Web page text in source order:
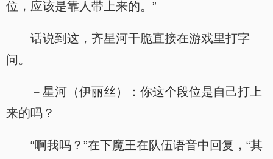
位，应该是靠人带上来的。”
话说到这，齐星河干脆直接在游戏里打字
问。
－星河（伊丽丝）：你这个段位是自己打上
来的吗？
“啊我吗？”在下魔王在队伍语音中回复，“其